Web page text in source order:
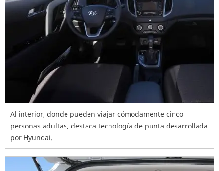
Al interior, donde pueden viajar cómodamente cinco
personas adultas, destaca tecnología de punta desarrollada
por Hyundai.